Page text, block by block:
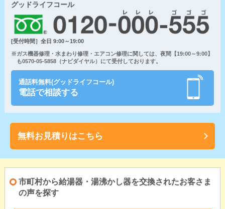
グッドライフコール
[受付時間］全日 9:00～19:00
※ガス機器修理・水まわり修理・エアコン修理に関しては、夜間【19:00～9:00】
も0570-05-5858（ナビダイヤル）にて受付しております。
通話料無料(グッドライフコール)
電話で相談する
無料お見積りはこちら
市町村から給湯器・湯沸かし器を交換されたお客さま
の声を探す